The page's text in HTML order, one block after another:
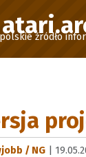
źródło
/ NG |